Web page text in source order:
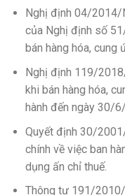
Nghị định 04/
của Nghị định số
bán hàng hóa, cung
Nghị định 119/
khi bán hàng hóa,
hành đến ngày 30/
Quyết định 30/
chính về việc ban
dụng ấn chỉ thuế.
Thông tư 191/